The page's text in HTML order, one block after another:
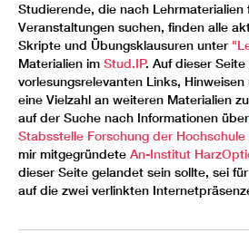
Studierende, die nach Lehrmaterialien
Veranstaltungen suchen, finden alle
Skripte und Übungsklausuren unter
Materialien im Stud.IP. Auf dieser
vorlesungsrelevanten Links,
eine Vielzahl an weiteren Materialien
auf der Suche nach Informationen über
Stabsstelle Forschung der Hochschule
mir mitgegründete An-Institut
dieser Seite gelandet sein sollte, sei
auf die zwei verlinkten